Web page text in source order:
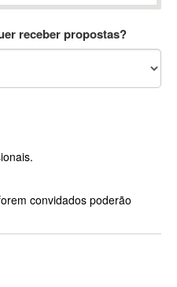
receber propostas?
convidados poderão